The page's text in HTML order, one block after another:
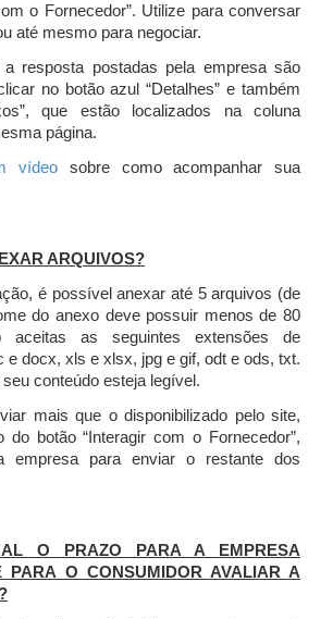
o Fornecedor”. Utilize para conversar
até mesmo para negociar.
resposta postadas pela empresa são
no botão azul “Detalhes” e também
que estão localizados na coluna
página.
vídeo sobre como acompanhar sua
ARQUIVOS?
é possível anexar até 5 arquivos (de
do anexo deve possuir menos de 80
aceitas as seguintes extensões de
e docx, xls e xlsx, jpg e gif, odt e ods, txt.
conteúdo esteja legível.
mais que o disponibilizado pelo site,
do botão “Interagir com o Fornecedor”,
empresa para enviar o restante dos
O PRAZO PARA A EMPRESA
PARA O CONSUMIDOR AVALIAR A